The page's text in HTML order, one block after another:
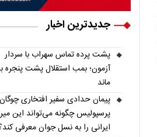
جدیدترین اخبار
پشت پرده تماس سهراب با سردار
آزمون؛ بمب استقلال پشت پنجره
ماند
پیمان حدادی سفیر افتخاری
پرسپولیس چگونه می‌تواند این
ایرانی را به نسل جوان معرفی